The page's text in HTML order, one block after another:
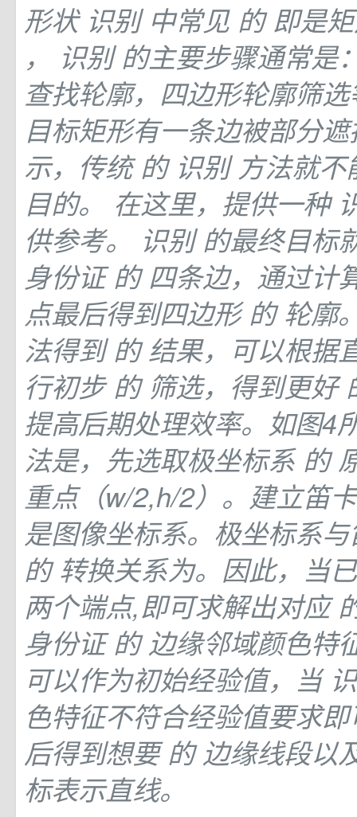
形状 识别 中常见 的即是
，
识别的主要步骤通常是
查找轮廓，四边形轮廓筛
目标矩形有一条边被部分
示，传统的 识别方法就
目的。 在这里，提供一种
供参考。
识别的最终目标
身份证的四条边，通过计
点最后得到四边形的轮廓
法得到的结果，可以根据
行初步 的 筛选，得到更好
提高后期处理效率。如图4
法是，先选取极坐标系 的
重点（w/2,h/2）。建立笛
是图像坐标系。极坐标系
的转换关系为。因此，当
两个端点,即可求解出对应
身份证的边缘邻域颜色特
可以作为初始经验值，当
色特征不符合经验值要求
后得到想要的边缘线段以
标表示直线。